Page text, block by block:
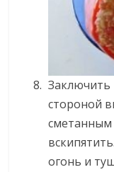
стороной
сметанным
огонь и